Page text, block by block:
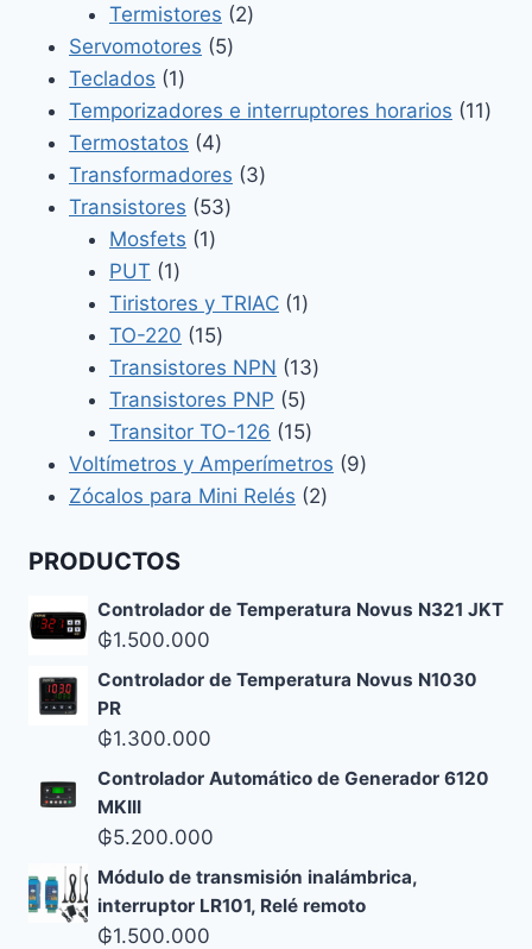
Termistores 22
Servomotores 55
Teclados 11
producto
Temporizadores e interruptores horarios 1111
Termostatos 44
productos
Transformadores 33
Transistores 5353
Mosfets 11
PUT 11
producto
Tiristores y TRIAC 11
TO-220 1515
productos
Transistores NPN 1313
Transistores PNP 55
productos
Transitor TO-126 1515
productos
Voltímetros y Amperímetros 99
Zócalos para Mini Relés 22
PRODUCTOS
Controlador de Temperatura Novus N321 JKT
₲1.500.000
Controlador de Temperatura Novus N1030
PR
₲1.300.000
Controlador Automático de Generador 6120
MKIII
₲5.200.000
Módulo de transmisión inalámbrica,
interruptor LR101, Relé remoto
₲1.500.000